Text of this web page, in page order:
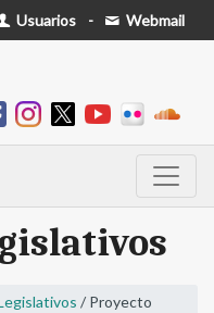
Usuarios - Webmail
/ Proyecto